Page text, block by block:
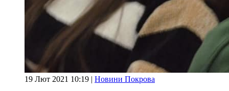
19 Лют 2021 10:19 | Новини Покрова